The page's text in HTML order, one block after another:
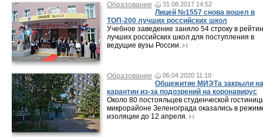
Образование 31.08.2017 14:52
Лицей №1557 снова вошел в
ТОП-200 лучших российских школ
Учебное заведение заняло 54 строку в
лучших российских школ для поступления в
ведущие вузы России.
Образование 06.04.2020 11:10
Общежитие МИЭТа закрыли на
карантин из-за подозрений на коронавирус
Около 80 постояльцев студенческой
микрорайоне Зеленограда оказались в
изоляции до 12 апреля.